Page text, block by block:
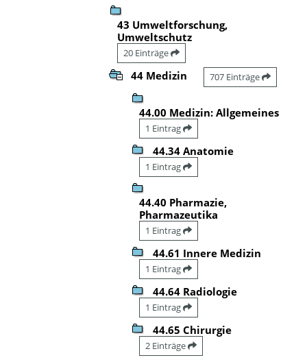
43 Umweltforschung,
Umweltschutz
20 Einträge
44 Medizin 707 Einträge
44.00 Medizin: Allgemeines
1 Eintrag
44.34 Anatomie
1 Eintrag
44.40 Pharmazie,
Pharmazeutika
1 Eintrag
44.61 Innere Medizin
1 Eintrag
44.64 Radiologie
1 Eintrag
44.65 Chirurgie
2 Einträge